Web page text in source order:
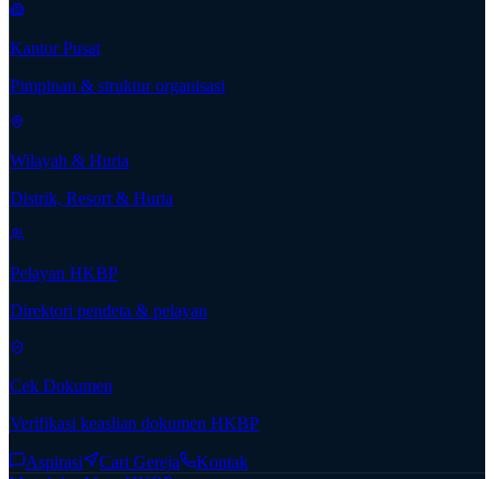
Kantor Pusat
Pimpinan & struktur organisasi
Wilayah & Huria
Distrik, Resort & Huria
Pelayan HKBP
Direktori pendeta & pelayan
Cek Dokumen
Verifikasi keaslian dokumen HKBP
Aspirasi Cari Gereja
Kontak